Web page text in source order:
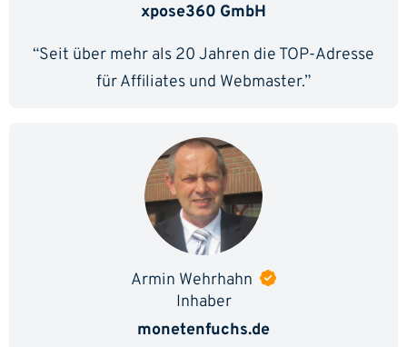
xpose360 GmbH
“Seit über mehr als 20 Jahren die TOP-Adresse
für Affiliates und Webmaster.”
Armin Wehrhahn
Inhaber
monetenfuchs.de